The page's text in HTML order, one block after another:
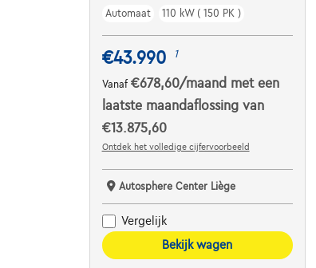
Automaat
110 kW ( 150 PK )
€43.990 1
Vanaf €678,60/maand met een
laatste maandaflossing van
€13.875,60
Ontdek het volledige cijfervoorbeeld
Autosphere Center Liège
Vergelijk
Bekijk wagen